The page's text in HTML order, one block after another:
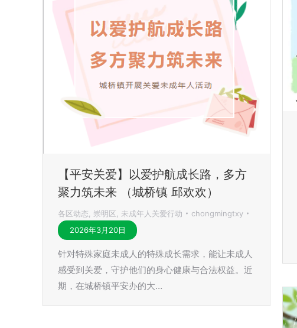
【平安关爱】以爱护航成长路，多方
聚力筑未来 （城桥镇 邱欢欢）
各区动态 崇明区 未成年人关爱行动
chongmingtxy
2026年3月20日
针对特殊家庭未成人的特殊成长需求，能让未成人
感受到关爱，守护他们的身心健康与合法权益。近
期，在城桥镇平安办的大…